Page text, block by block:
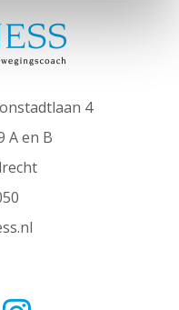
4
A en B